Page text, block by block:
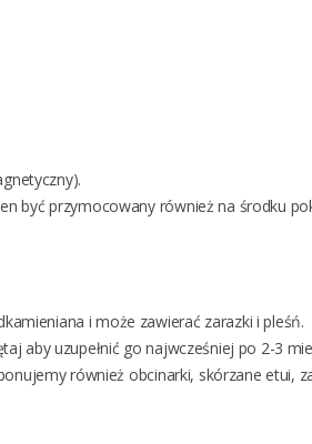
być przymocowany również na środku
i może zawierać zarazki i pleśń.
aby uzupełnić go najwcześniej po 2-3
również obcinarki, skórzane etui,